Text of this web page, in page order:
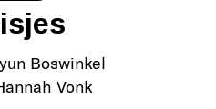
Boswinkel
Vonk